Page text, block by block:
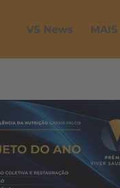
VS News MAIS